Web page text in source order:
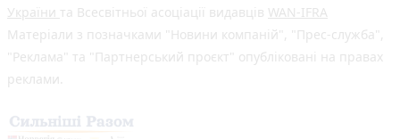
України та Всесвітньої асоціації видавців WAN-IFRA
Матеріали з позначками "Новини компаній", "Прес-служба",
"Реклама" та "Партнерський проєкт" опубліковані на правах
реклами.